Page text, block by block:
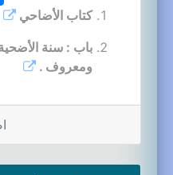
كتاب الأضاحي
باب : سنة
ومعروف .